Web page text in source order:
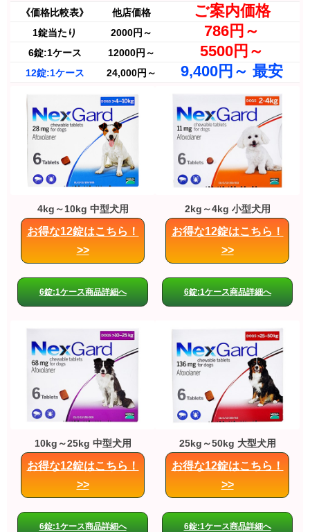
《価格比較表》 他店価格 ご案内価格
1錠当たり 2000円～ 786円～
6錠:1ケース 12000円～ 5500円～
12錠:1ケース 24,000円～ 9,400円～ 最安
4kg～10kg 中型犬用
お得な12錠はこちら！
>>
6錠:1ケース商品詳細へ
2kg～4kg 小型犬用
お得な12錠はこちら！
>>
6錠:1ケース商品詳細へ
10kg～25kg 中型犬用
お得な12錠はこちら！
>>
6錠:1ケース商品詳細へ
25kg～50kg 大型犬用
お得な12錠はこちら！
>>
6錠:1ケース商品詳細へ